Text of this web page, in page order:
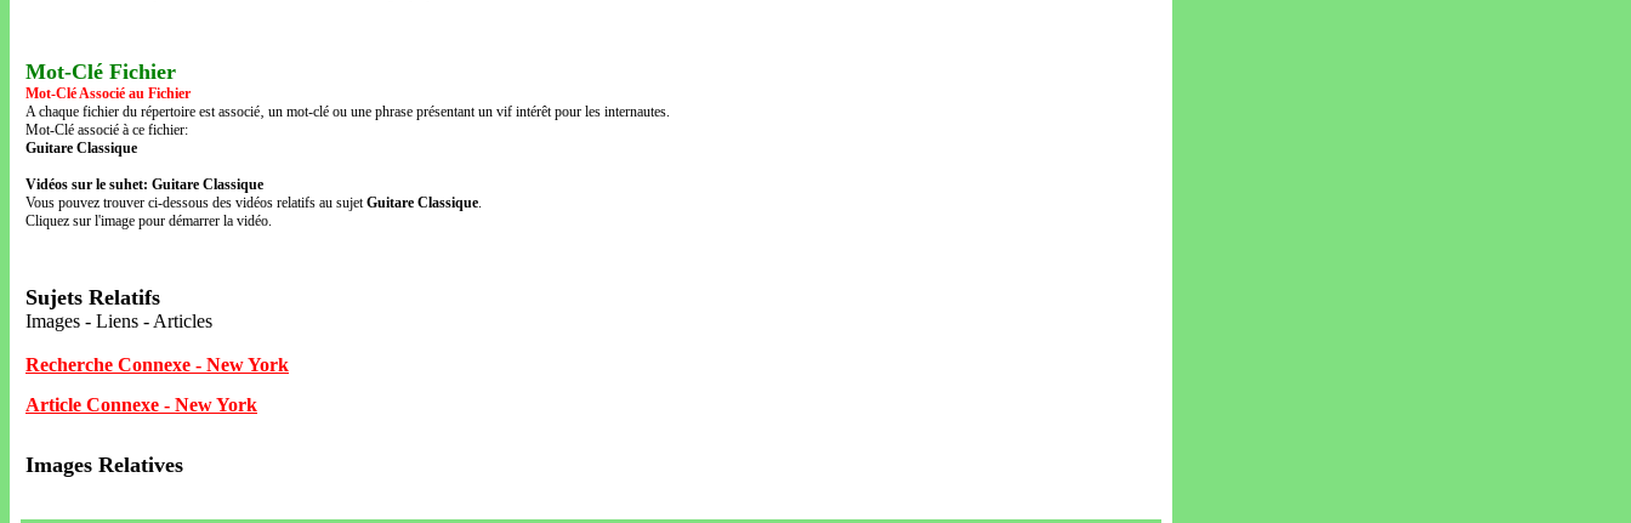
Mot-Clé Fichier
Mot-Clé Associé au Fichier
A chaque fichier du répertoire est associé‚ un mot-clé ou une phrase présentant un vif intérêt pour les internautes.
Mot-Clé associé à ce fichier:
Guitare Classique
Vidéos sur le suhet: Guitare Classique
Vous pouvez trouver ci-dessous des vidéos relatifs au sujetGuitare Classique.
Cliquez sur l'image pour démarrer la vidéo.
Sujets Relatifs
Images - Liens - Articles
Recherche Connexe - New York
Article Connexe - New York
Images Relatives